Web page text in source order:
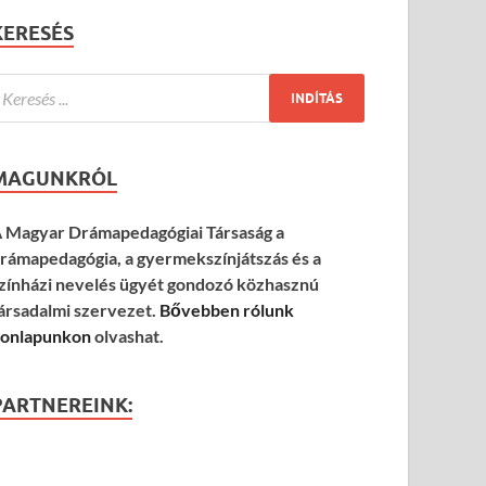
Magyar Drámapedagógiai Társaság a
a gyermekszínjátszás és a
nevelés ügyét gondozó közhasznú
szervezet. Bővebben rólunk
olvashat.